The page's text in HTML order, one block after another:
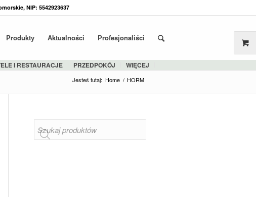
NIP: 5542923637
Produkty Aktualności Profesjonaliści
I RESTAURACJE PRZEDPOKÓJ WIĘCEJ
Jesteś tutaj: Home / HORM